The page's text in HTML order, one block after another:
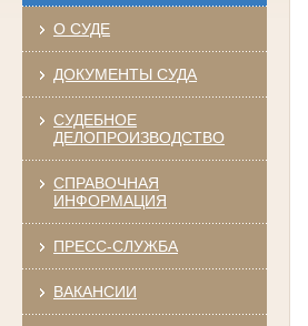
О СУДЕ
ДОКУМЕНТЫ СУДА
СУДЕБНОЕ
ДЕЛОПРОИЗВОДСТВО
СПРАВОЧНАЯ
ИНФОРМАЦИЯ
ПРЕСС-СЛУЖБА
ВАКАНСИИ